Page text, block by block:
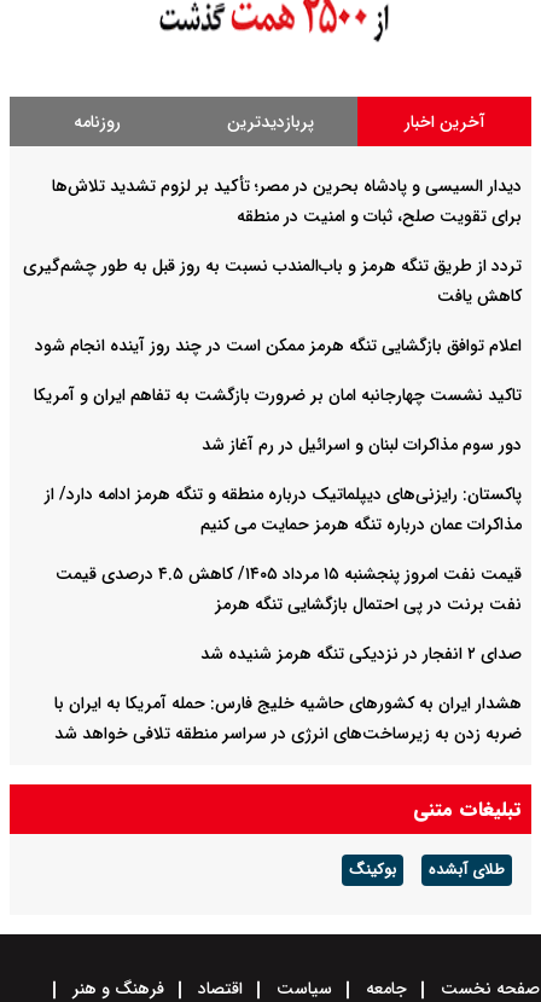
آخرین اخبار پربازدیدترین روزنامه
دیدار السیسی و پادشاه بحرین در مصر؛ تأکید بر لزوم تشدید تلاش‌ها
برای تقویت صلح، ثبات و امنیت در منطقه
تردد از طریق تنگه هرمز و باب‌المندب نسبت به روز قبل به طور چشم‌گیری
کاهش یافت
اعلام توافق بازگشایی تنگه هرمز ممکن است در چند روز آینده انجام شود
تاکید نشست چهارجانبه امان بر ضرورت بازگشت به تفاهم ایران و آمریکا
دور سوم مذاکرات لبنان و اسرائیل در رم آغاز شد
پاکستان: رایزنی‌های دیپلماتیک درباره منطقه و تنگه هرمز ادامه دارد/ از
مذاکرات عمان درباره تنگه هرمز حمایت می کنیم
قیمت نفت امروز پنجشنبه ۱۵ مرداد ۱۴۰۵/ کاهش ۴.۵ درصدی قیمت
نفت برنت در پی احتمال بازگشایی تنگه هرمز
صدای ۲ انفجار در نزدیکی تنگه هرمز شنیده شد
هشدار ایران به کشورهای حاشیه خلیج‌ فارس: حمله آمریکا به ایران با
ضربه زدن به زیرساخت‌های انرژی در سراسر منطقه تلافی خواهد شد
روسیه ۲ کشتی باری حامل محموله‌های نظامی را در دریای سیاه هدف
گرفت
تبلیغات متنی
طلای آبشده بوکینگ
صفحه نخست جامعه سیاست اقتصاد فرهنگ و هنر